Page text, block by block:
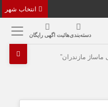
دسته‌بندی‌هاثبت اگهی رایگان
مازندران”